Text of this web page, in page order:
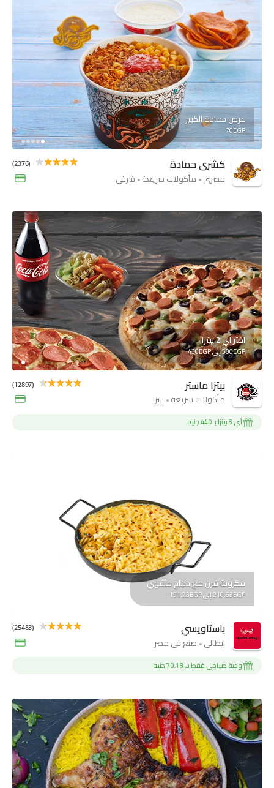
عرض حمادة الكبير
70EGP
(2376) كشرى حمادة
مصري مأكولات سريعة شرقي
اختر اي 2 بيتزا
500EGP إلى 430EGP
(12897) بيتزا ماستر
مأكولات سريعة بيتزا
أي 3 بيتزا بـ 440 جنيه
مكرونة فرن مع دجاج مشوي
210.53EGP إلى 191.23EGP
(25483) باستاويسي
إيطالي صنع فى مصر
وجبة صيامي فقط ب 70.18 جنيه